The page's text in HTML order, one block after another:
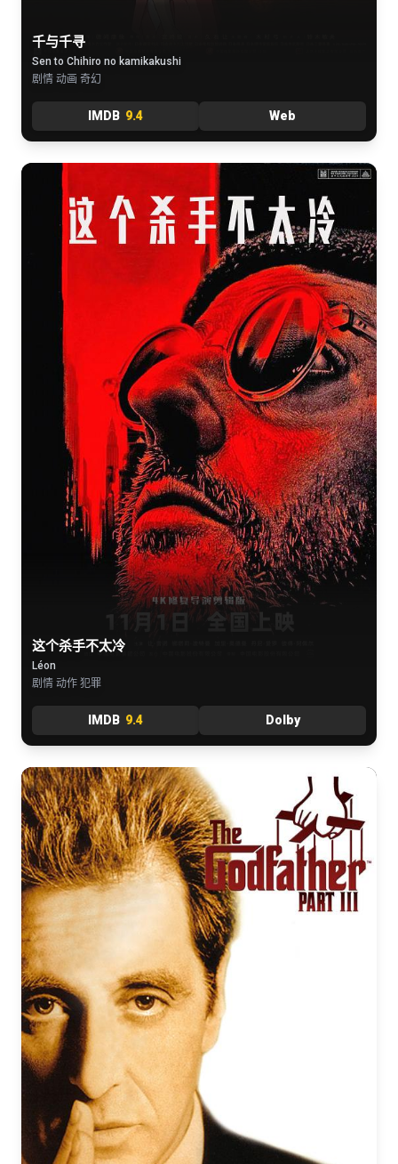
千与千寻
Sen to Chihiro no kamikakushi
剧情 动画 奇幻
IMDB 9.4 Web
这个杀手不太冷
Léon
剧情 动作 犯罪
IMDB 9.4 Dolby